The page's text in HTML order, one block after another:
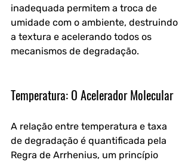
inadequada permitem a troca de
umidade com o ambiente, destruindo
a textura e acelerando todos os
mecanismos de degradação.
Temperatura: O Acelerador Molecular
A relação entre temperatura e taxa
de degradação é quantificada pela
Regra de Arrhenius, um princípio